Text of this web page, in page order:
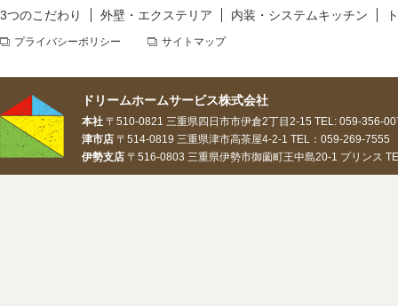
3つのこだわり
外壁・エクステリア 内装・システムキッチン
プライバシーポリシー サイトマップ
ドリームホームサービス株式会社
本社 〒510-0821 三重県四日市市伊倉2丁目2-15 TEL: 059-356-
津市店 〒514-0819 三重県津市高茶屋4-2-1 TEL：059-269-
伊勢支店 〒516-0803 三重県伊勢市御薗町王中島20-1 プリンス